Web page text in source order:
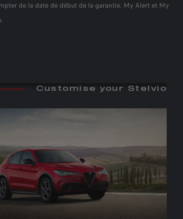
de la date de début de la garantie. My Alert et My
Customise your Stelvio